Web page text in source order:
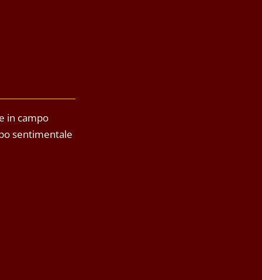
in campo
sentimentale